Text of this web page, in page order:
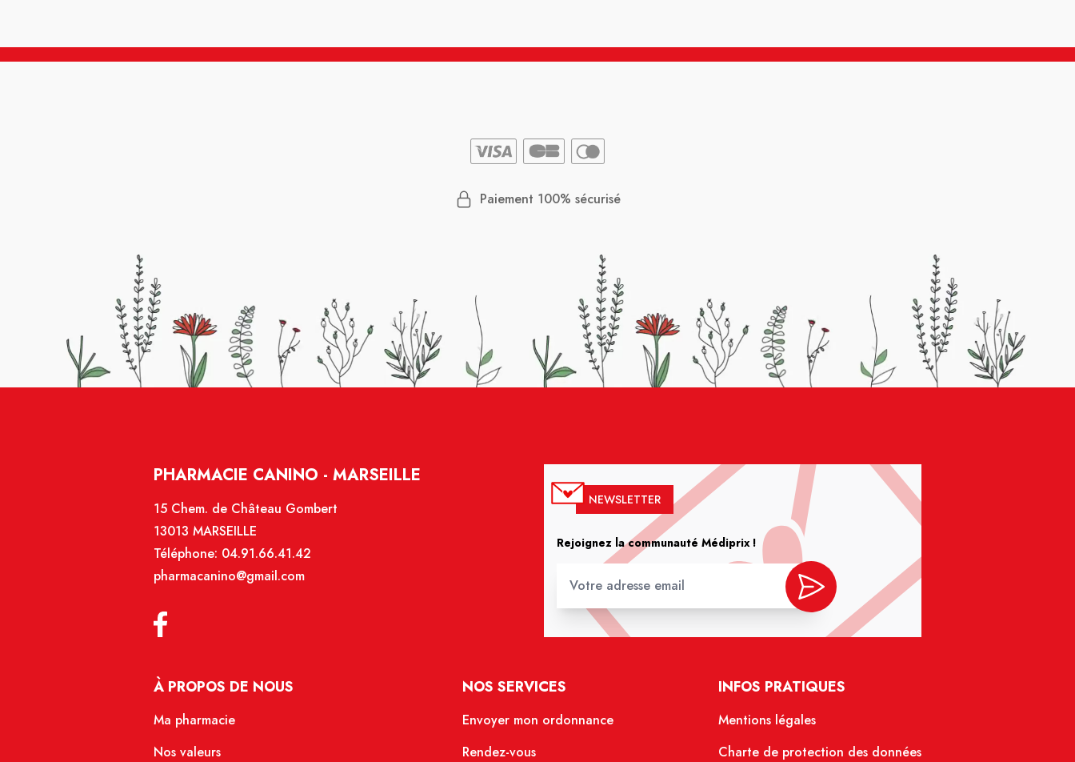
Paiement 100% sécurisé
PHARMACIE CANINO - MARSEILLE
15 Chem. de Château Gombert
13013 MARSEILLE
Téléphone: 04.91.66.41.42
pharmacanino@gmail.com
NEWSLETTER
Rejoignez la communauté Médiprix !
À PROPOS DE NOUS
Ma pharmacie
Nos valeurs
NOS SERVICES
Envoyer mon ordonnance
Rendez-vous
INFOS PRATIQUES
Mentions légales
Charte de protection des données